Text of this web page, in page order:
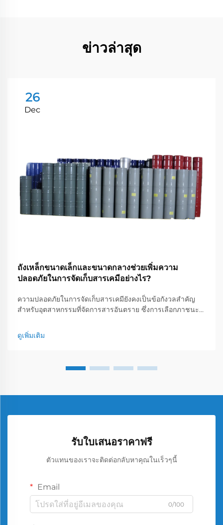
ข่าวล่าสุด
26
Dec
ถังเหล็กขนาดเล็กและขนาดกลางช่วยเพิ่มความ
ปลอดภัยในการจัดเก็บสารเคมีอย่างไร?
ความปลอดภัยในการจัดเก็บสารเคมียังคงเป็นข้อกังวลสำคัญ
สำหรับอุตสาหกรรมที่จัดการสารอันตราย ซึ่งการเลือกภาชนะ
เหตุการณ์หายนะ ถังเหล็กขนาดเล็กและขนาดกลางได้เกิดขึ้น...
ดูเพิ่มเติม
รับใบเสนอราคาฟรี
ตัวแทนของเราจะติดต่อกลับหาคุณในเร็วๆนี้
Email
0/100